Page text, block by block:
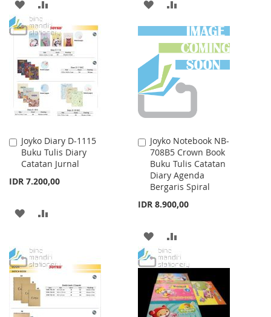
ADD
TO
WISH
LIST
TO
COMPARE
ADD
TO
WISH
LIST
TO
COMPARE
Joyko Diary D-1115
Buku Tulis Diary
Catatan Jurnal
IDR 7.200,00
Add
to
Cart
ADD
WISH
LIST
COMPARE
Joyko Notebook NB-
708B5 Crown Book
Buku Tulis Catatan
Diary Agenda
Bergaris Spiral
IDR 8.900,00
Add
to
Cart
ADD
TO
WISH
LIST
TO
COMPARE